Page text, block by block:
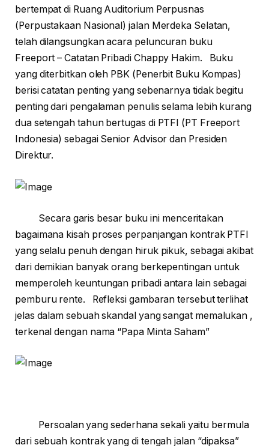
bertempat di Ruang Auditorium Perpusnas
(Perpustakaan Nasional) jalan Merdeka Selatan,
telah dilangsungkan acara peluncuran buku
Freeport – Catatan Pribadi Chappy Hakim. Buku
yang diterbitkan oleh PBK (Penerbit Buku Kompas)
berisi catatan penting yang sebenarnya tidak begitu
penting dari pengalaman penulis selama lebih kurang
dua setengah tahun bertugas di PTFI (PT Freeport
Indonesia) sebagai Senior Advisor dan Presiden
Direktur.
Secara garis besar buku ini menceritakan
bagaimana kisah proses perpanjangan kontrak PTFI
yang selalu penuh dengan hiruk pikuk, sebagai akibat
dari demikian banyak orang berkepentingan untuk
memperoleh keuntungan pribadi antara lain sebagai
pemburu rente. Refleksi gambaran tersebut terlihat
jelas dalam sebuah skandal yang sangat memalukan ,
terkenal dengan nama “Papa Minta Saham”
Persoalan yang sederhana sekali yaitu bermula
dari sebuah kontrak yang di tengah jalan “dipaksa”